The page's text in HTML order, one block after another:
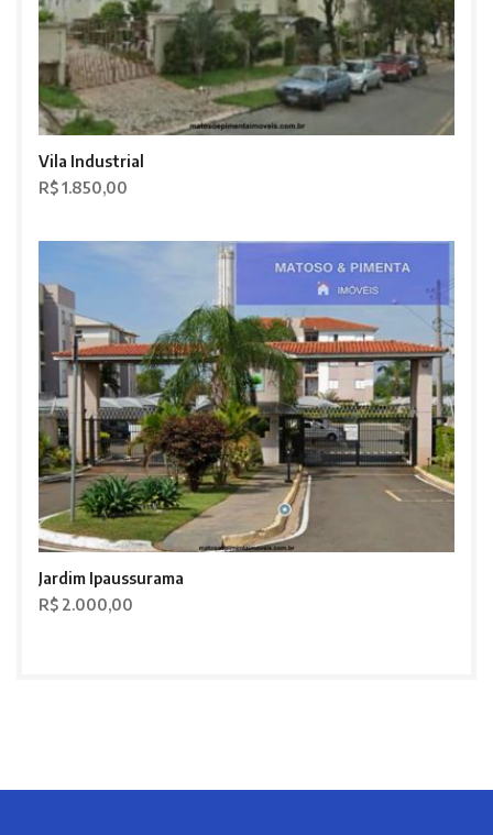
Vila Industrial
R$ 1.850,00
Jardim Ipaussurama
R$ 2.000,00